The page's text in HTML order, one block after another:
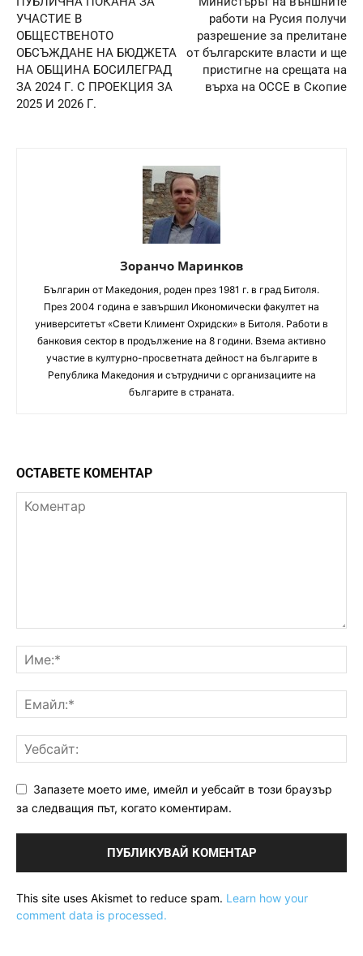
УЧАСТИЕ В
ОБЩЕСТВЕНОТО
ОБСЪЖДАНЕ НА БЮДЖЕТА
НА ОБЩИНА БОСИЛЕГРАД
ЗА 2024 Г. С ПРОЕКЦИЯ ЗА
2025 И 2026 Г.
работи на Русия получи
разрешение за прелитане
от българските власти и ще
пристигне на срещата на
върха на ОССЕ в Скопие
Зоранчо Маринков
Българин от Македония, роден през 1981 г. в град Битоля.
През 2004 година е завършил Икономически факултет на
университетът «Свети Климент Охридски» в Битоля. Работи в
банковия сектор в продължение на 8 години. Взема активно
участие в културно-просветната дейност на българите в
Република Македония и сътрудничи с организациите на
българите в страната.
ОСТАВЕТЕ КОМЕНТАР
Запазете моето име, имейл и уебсайт в този браузър
за следващия път, когато коментирам.
This site uses Akismet to reduce spam. Learn how your
comment data is processed.